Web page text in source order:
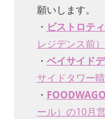
願いします。
・ ビストロテ
レジデンス前
・ ベイサイド
サイドタワー
・
ール）の10月